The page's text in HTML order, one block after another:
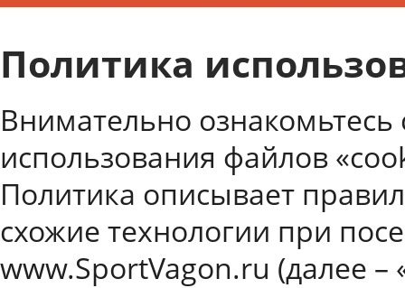
Политика
Внимательно
использования файлов
Политика описывает
схожие технологии при
www.SportVagon.ru (далее –